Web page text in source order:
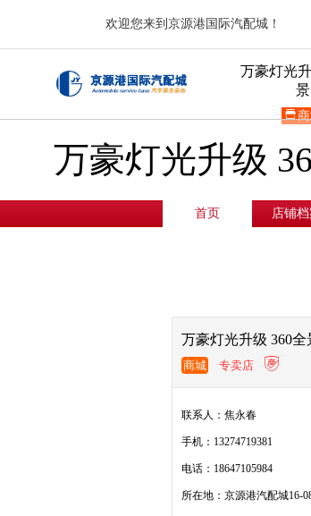
欢迎您来到京源港国际汽配城！
万豪灯光
景

万豪灯光升级
全景
首页 店铺档
万豪灯光升级 360全
商城 专卖店 
联系人：焦永春
手机：13274719381
电话：18647105984
所在地：京源港汽配城16-